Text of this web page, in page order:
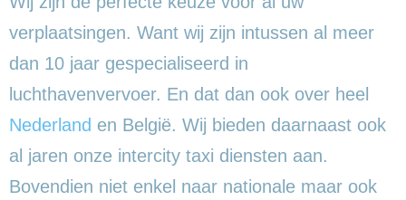
verplaatsingen. Want wij zijn intussen al meer
dan 10 jaar gespecialiseerd in
luchthavenvervoer. En dat dan ook over heel
Nederland en België. Wij bieden daarnaast ook
al jaren onze intercity taxi diensten aan.
Bovendien niet enkel naar nationale maar ook